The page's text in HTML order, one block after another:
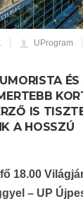
UProgram
ÉS
IS
A HOSSZÚ
18.00
– UP